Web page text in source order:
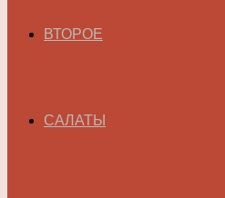
ВТОРОЕ
САЛАТЫ